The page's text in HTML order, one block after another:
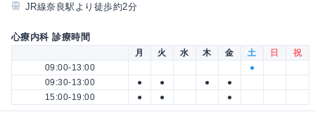
JR線奈良駅より徒歩約2分
心療内科 診療時間
月 火 水 木 金 土 日
祝
09:00-13:00
●
09:30-13:00
● ● ●
●
15:00-19:00
● ● ●